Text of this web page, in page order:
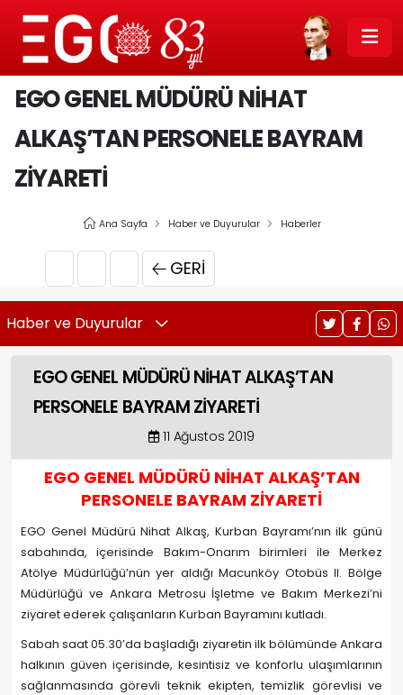
EGO GENEL MÜDÜRÜ NİHAT
ALKAŞ’TAN PERSONELE BAYRAM
ZİYARETİ
Ana Sayfa Haber ve Duyurular Haberler
GERI
Haber ve Duyurular
EGO GENEL MÜDÜRÜ NİHAT ALKAŞ’TAN
PERSONELE BAYRAM ZİYARETİ
11 Ağustos 2019
EGO GENEL MÜDÜRÜ NİHAT ALKAŞ’TAN
PERSONELE BAYRAM ZİYARETİ
EGO Genel Müdürü Nihat Alkaş, Kurban Bayramı’nın ilk günü
sabahında, içerisinde Bakım-Onarım birimleri ile Merkez
Atölye Müdürlüğü’nün yer aldığı Macunköy Otobüs II. Bölge
Müdürlüğü ve Ankara Metrosu İşletme ve Bakım Merkezi’ni
ziyaret ederek çalışanların Kurban Bayramını kutladı.
Sabah saat 05.30’da başladığı ziyaretin ilk bölümünde Ankara
halkının güven içerisinde, kesintisiz ve konforlu ulaşımlarının
sağlanmasında görevli teknik ekipten, temizlik görevlisi ve